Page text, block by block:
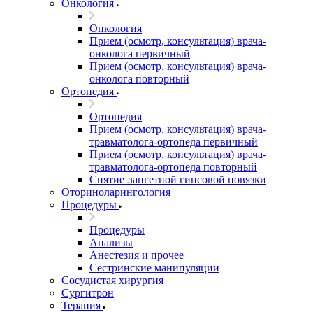
Онкология
Онкология
Прием (осмотр, консультация) врача-
онколога первичный
Прием (осмотр, консультация) врача-
онколога повторный
Ортопедия
Ортопедия
Прием (осмотр, консультация) врача-
травматолога-ортопеда первичный
Прием (осмотр, консультация) врача-
травматолога-ортопеда повторный
Снятие лангетной гипсовой повязки
Оториноларингология
Процедуры
Процедуры
Анализы
Анестезия и прочее
Сестринские манипуляции
Сосудистая хирургия
Сургитрон
Терапия